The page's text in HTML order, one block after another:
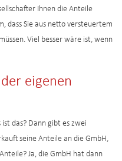
Ihnen die Anteile
dass Sie aus netto versteuertem
Viel besser wäre ist, wenn
eigenen
das? Dann gibt es zwei
seine Anteile an die GmbH,
Ja, die GmbH hat dann